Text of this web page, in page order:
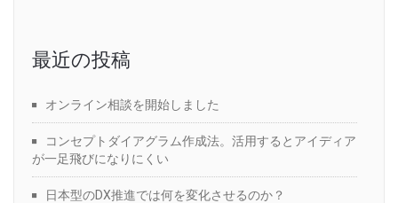
最近の投稿
オンライン相談を開始しました
コンセプトダイアグラム作成法。活用するとアイディア
が一足飛びになりにくい
日本型のDX推進では何を変化させるのか？